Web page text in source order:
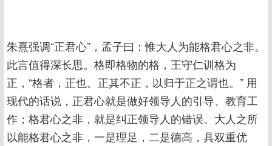
朱熹强调“正君心”，孟子曰：惟大人为能格君心之非。
此言值得深长思。格即格物的格，王守仁训格为
正，“格者，正也。正其不正，以归于正之谓也。” 用
现代的话说，正君心就是做好领导人的引导、教育工
作；格君心之非，就是纠正领导人的错误。大人之所
以能格君心之非，一是理足，二是德高，具双重优